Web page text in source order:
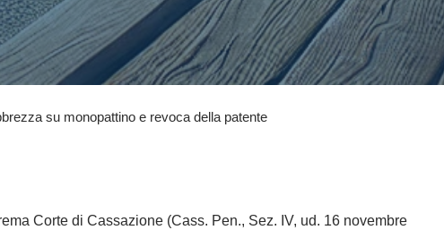
su monopattino e revoca della patente
Corte di Cassazione (Cass. Pen., Sez. IV, ud. 16 novembre